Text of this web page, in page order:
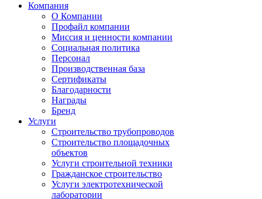
Компания
О Компании
Профайл компании
Миссия и ценности компании
Социальная политика
Персонал
Производственная база
Сертификаты
Благодарности
Награды
Бренд
Услуги
Строительство трубопроводов
Строительство площадочных
объектов
Услуги строительной техники
Гражданское строительство
Услуги электротехнической
лаборатории